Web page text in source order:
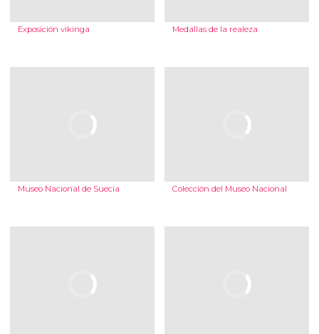
Exposición vikinga Medallas de la realeza
Museo Nacional de Suecia Colección del Museo Nacional